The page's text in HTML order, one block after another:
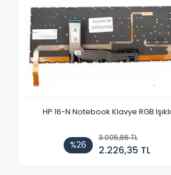
HP 16-N Notebook Klavye RGB Işıklı
%26
3.005,86 TL
2.226,35 TL